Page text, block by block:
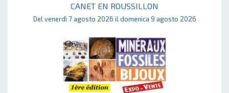
CANET EN ROUSSILLON
Del venerdì 7 agosto 2026 il domenica 9 agosto 2026